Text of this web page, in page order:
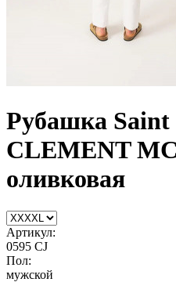
Рубашка Saint
CLEMENT
оливковая
Артикул:
0595 CJ
Пол:
мужской